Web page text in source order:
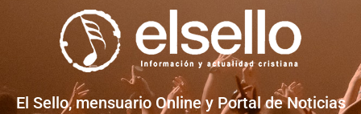
El Sello, mensuario Online y Portal de Noticias